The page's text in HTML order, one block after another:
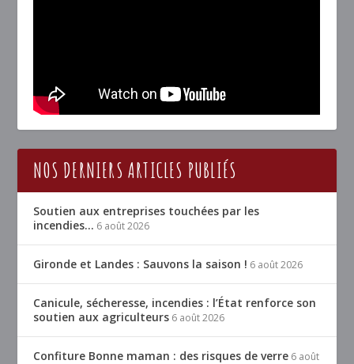
NOS DERNIERS ARTICLES PUBLIÉS
Soutien aux entreprises touchées par les
incendies… 6 août 2026
Gironde et Landes : Sauvons la saison ! 6 août 2026
Canicule, sécheresse, incendies : l’État renforce son
soutien aux agriculteurs 6 août 2026
Confiture Bonne maman : des risques de verre 6 août